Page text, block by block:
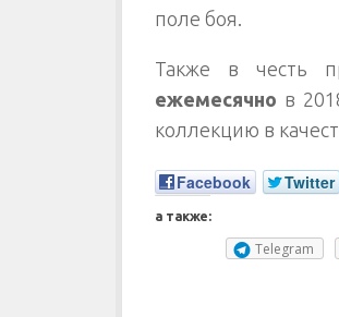
поле боя.
Также в честь
ежемесячно в
коллекцию в
Facebook Twitter
а также:
Telegram